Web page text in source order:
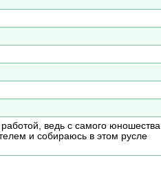
ведь с самого юношества
и собираюсь в этом русле